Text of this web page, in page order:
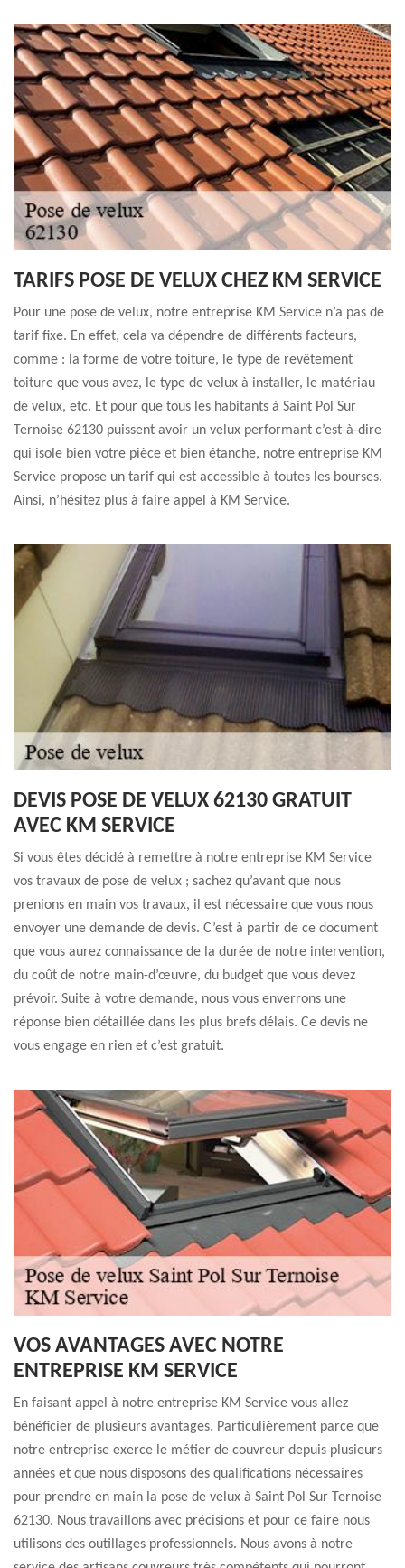
TARIFS POSE DE VELUX CHEZ KM SERVICE
Pour une pose de velux, notre entreprise KM Service n’a pas de
tarif fixe. En effet, cela va dépendre de différents facteurs,
comme : la forme de votre toiture, le type de revêtement
toiture que vous avez, le type de velux à installer, le matériau
de velux, etc. Et pour que tous les habitants à Saint Pol Sur
Ternoise 62130 puissent avoir un velux performant c’est-à-dire
qui isole bien votre pièce et bien étanche, notre entreprise KM
Service propose un tarif qui est accessible à toutes les bourses.
Ainsi, n’hésitez plus à faire appel à KM Service.
DEVIS POSE DE VELUX 62130 GRATUIT
AVEC KM SERVICE
Si vous êtes décidé à remettre à notre entreprise KM Service
vos travaux de pose de velux ; sachez qu’avant que nous
prenions en main vos travaux, il est nécessaire que vous nous
envoyer une demande de devis. C’est à partir de ce document
que vous aurez connaissance de la durée de notre intervention,
du coût de notre main-d’œuvre, du budget que vous devez
prévoir. Suite à votre demande, nous vous enverrons une
réponse bien détaillée dans les plus brefs délais. Ce devis ne
vous engage en rien et c’est gratuit.
VOS AVANTAGES AVEC NOTRE
ENTREPRISE KM SERVICE
En faisant appel à notre entreprise KM Service vous allez
bénéficier de plusieurs avantages. Particulièrement parce que
notre entreprise exerce le métier de couvreur depuis plusieurs
années et que nous disposons des qualifications nécessaires
pour prendre en main la pose de velux à Saint Pol Sur Ternoise
62130. Nous travaillons avec précisions et pour ce faire nous
utilisons des outillages professionnels. Nous avons à notre